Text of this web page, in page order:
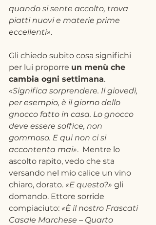
quando si sente accolto, trova
piatti nuovi e materie prime
eccellenti».
Gli chiedo subito cosa significhi
per lui proporre un menù che
cambia ogni settimana.
«Significa sorprendere. Il giovedì,
per esempio, è il giorno dello
gnocco fatto in casa. Lo gnocco
deve essere soffice, non
gommoso. E qui non ci si
accontenta mai».  Mentre lo
ascolto rapito, vedo che sta
versando nel mio calice un vino
chiaro, dorato. «E questo?» gli
domando. Ettore sorride
compiaciuto: «È il nostro Frascati
Casale Marchese – Quarto